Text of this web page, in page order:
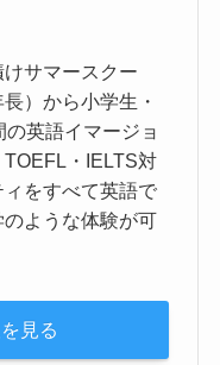
サマースクー
）から小学生・
英語イマージョ
・IELTS対
をすべて英語で
ような体験が可
見る